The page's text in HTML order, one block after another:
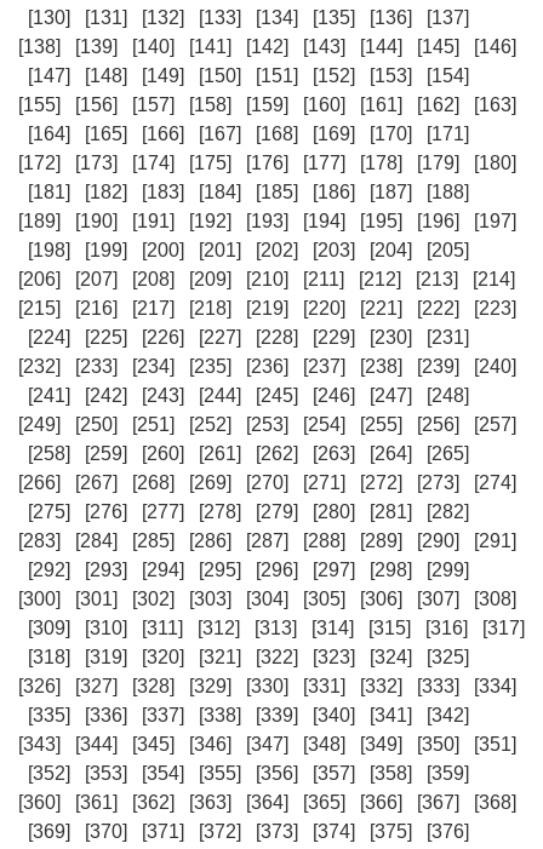
[130]
[131] [132] [133] [134] [135] [136]
[137]
[138]
[139] [140] [141] [142] [143] [144] [145]
[146]
[147]
[148] [149] [150] [151] [152] [153]
[154]
[155]
[156] [157] [158] [159] [160] [161] [162]
[163]
[164]
[165] [166] [167] [168] [169] [170]
[171]
[172]
[173] [174] [175] [176] [177] [178] [179]
[180]
[181]
[182] [183] [184] [185] [186] [187]
[188]
[189]
[190] [191] [192] [193] [194] [195] [196]
[197]
[198]
[199] [200] [201] [202] [203] [204]
[205]
[206]
[207] [208] [209] [210] [211] [212] [213]
[214]
[215]
[216] [217] [218] [219] [220] [221] [222]
[223]
[224]
[225] [226] [227] [228] [229] [230]
[231]
[232]
[233] [234] [235] [236] [237] [238] [239]
[240]
[241]
[242] [243] [244] [245] [246] [247]
[248]
[249]
[250] [251] [252] [253] [254] [255] [256]
[257]
[258]
[259] [260] [261] [262] [263] [264]
[265]
[266]
[267] [268] [269] [270] [271] [272] [273]
[274]
[275]
[276] [277] [278] [279] [280] [281]
[282]
[283]
[284] [285] [286] [287] [288] [289] [290]
[291]
[292]
[293] [294] [295] [296] [297] [298]
[299]
[300]
[301] [302] [303] [304] [305] [306] [307]
[308]
[309]
[310] [311] [312] [313] [314] [315] [316]
[317]
[318]
[319] [320] [321] [322] [323] [324]
[325]
[326]
[327] [328] [329] [330] [331] [332] [333]
[334]
[335]
[336] [337] [338] [339] [340] [341]
[342]
[343]
[344] [345] [346] [347] [348] [349] [350]
[351]
[352]
[353] [354] [355] [356] [357] [358]
[359]
[360]
[361] [362] [363] [364] [365] [366] [367]
[368]
[369]
[370] [371] [372] [373] [374] [375]
[376]